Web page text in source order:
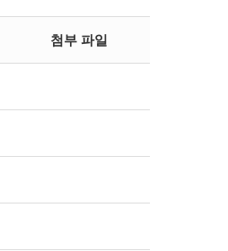
첨부 파일